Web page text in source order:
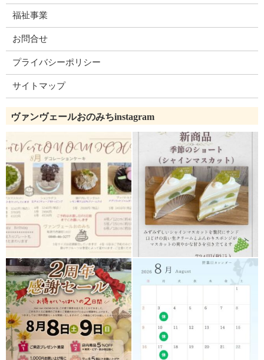
福祉事業
お問合せ
プライバシーポリシー
サイトマップ